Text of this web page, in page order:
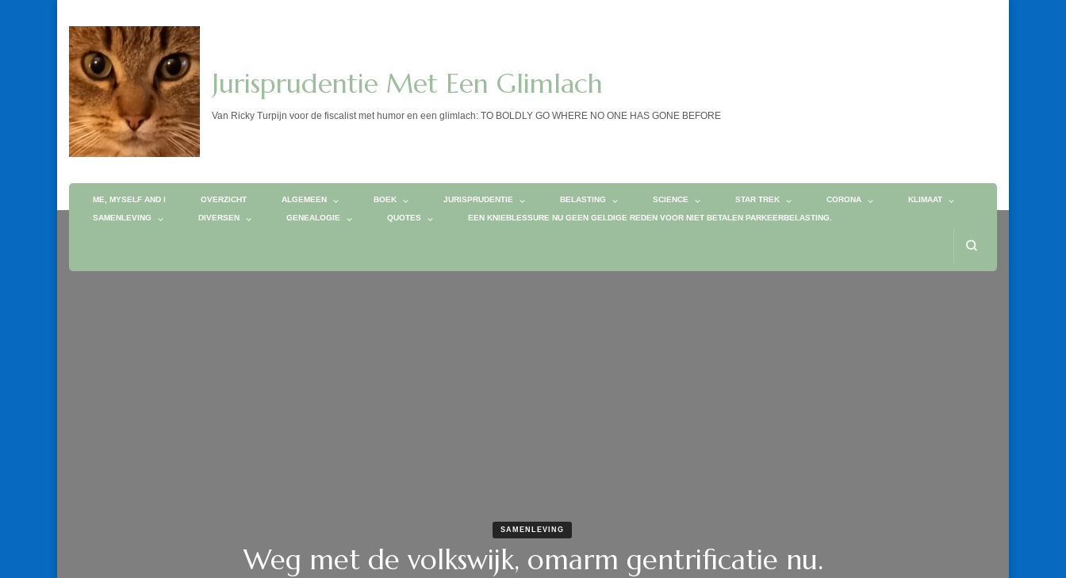
Jurisprudentie Met Een Glimlach
Van Ricky Turpijn voor de fiscalist met humor en een glimlach: TO BOLDLY GO WHERE NO ONE HAS GONE BEFORE
ME, MYSELF AND I OVERZICHT ALGEMEEN BOEK JURISPRUDENTIE BELASTING SCIENCE STAR TREK CORONA KLIMAAT
SAMENLEVING DIVERSEN GENEALOGIE QUOTES EEN KNIEBLESSURE NU GEEN GELDIGE REDEN VOOR NIET BETALEN PARKEERBELASTING.
SAMENLEVING
Weg met de volkswijk, omarm gentrificatie nu.